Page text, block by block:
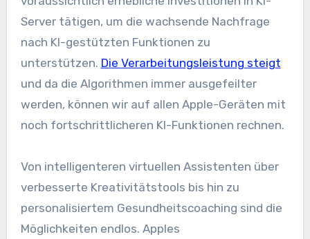
Server tätigen, um die wachsende Nachfrage
nach KI-gestützten Funktionen zu
unterstützen. Die Verarbeitungsleistung steigt
und da die Algorithmen immer ausgefeilter
werden, können wir auf allen Apple-Geräten mit
noch fortschrittlicheren KI-Funktionen rechnen.
Von intelligenteren virtuellen Assistenten über
verbesserte Kreativitätstools bis hin zu
personalisiertem Gesundheitscoaching sind die
Möglichkeiten endlos. Apples